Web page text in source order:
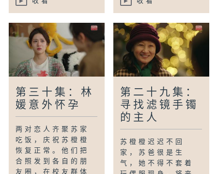
第三十集：林
媛意外怀孕
两对恋人齐聚苏家
吃饭，庆祝苏橙橙
恢复正常。他们把
合照发到各自的朋
友圈，在校友群体
第二十九集：
寻找滤镜手镯
的主人
苏橙橙迟迟不回
家，苏爸很是生
气，她不得不套着